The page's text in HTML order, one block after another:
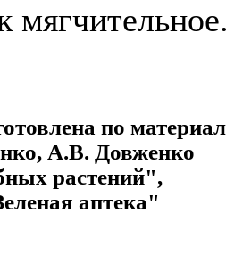
по
А.В. Довженко
растений",
аптека"